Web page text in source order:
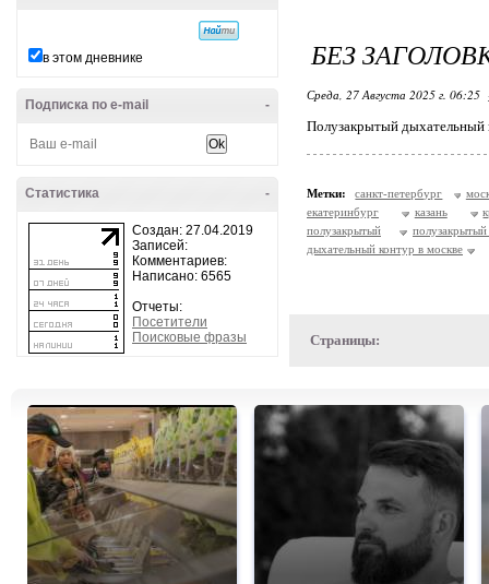
в этом дневнике
-
Подписка по e-mail
-
Статистика
Создан: 27.04.2019
Записей:
Комментариев:
Написано: 6565
Отчеты:
Посетители
Поисковые фразы
БЕЗ
Среда, 27 Августа 2025 г. 06:25
Полузакрытый дыхательный
Метки: санкт-петербург
екатеринбург
казань
полузакрытый
дыхательный контур в москве
Страницы: